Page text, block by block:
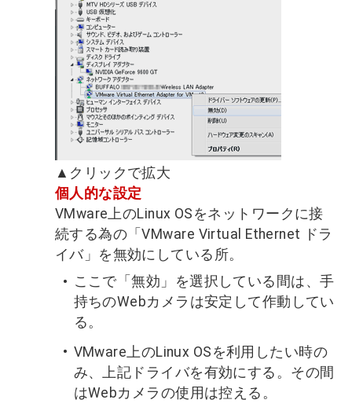
▲クリックで拡大
個人的な設定
VMware上のLinux OSをネットワークに接
続する為の「VMware Virtual Ethernet ドラ
イバ」を無効にしている所。
ここで「無効」を選択している間は、手
持ちのWebカメラは安定して作動してい
る。
VMware上のLinux OSを利用したい時の
み、上記ドライバを有効にする。その間
はWebカメラの使用は控える。